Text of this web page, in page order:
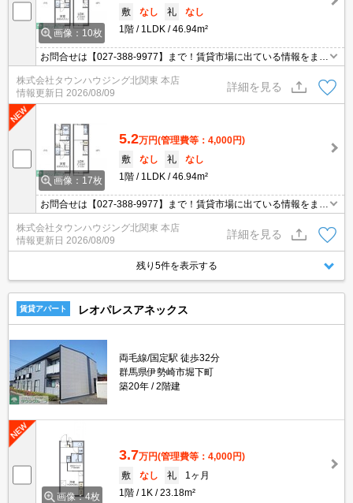
画像：10枚
敷
なし 礼
なし
1階
1LDK 46.94m²
お問合せは【027-388-9977】まで！賃貸市場に出ている情報をまと
認くださいませ♪
株式会社タウンハウジング北関東 本店
情報更新日 2026/08/09
詳細を見る
画像：17枚
5.2万円(管理費等：4,000円)
敷
なし 礼
なし
1階
1LDK 46.94m²
お問合せは【027-388-9977】まで！賃貸市場に出ている情報をまと
認くださいませ♪
株式会社タウンハウジング北関東 本店
情報更新日 2026/08/09
詳細を見る
残り5件を表示する
賃貸アパート レオパレスアネックス
両毛線/国定駅 徒歩32分
群馬県伊勢崎市堀下町
築20年
2階建
画像：4枚
3.7万円(管理費等：4,000円)
敷
なし 礼
1ヶ月
1階
1K 23.18m²